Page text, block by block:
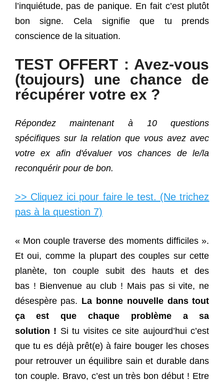
l’inquiétude, pas de panique. En fait c’est plutôt
bon signe. Cela signifie que tu prends
conscience de la situation.
TEST OFFERT : Avez-vous
(toujours) une chance de
récupérer votre ex ?
Répondez maintenant à 10 questions
spécifiques sur la relation que vous avez avec
votre ex afin d'évaluer vos chances de le/la
reconquérir pour de bon.
>> Cliquez ici pour faire le test. (Ne trichez
pas à la question 7)
« Mon couple traverse des moments difficiles ».
Et oui, comme la plupart des couples sur cette
planète, ton couple subit des hauts et des
bas ! Bienvenue au club ! Mais pas si vite, ne
désespère pas. La bonne nouvelle dans tout
ça est que chaque problème a sa
solution ! Si tu visites ce site aujourd’hui c’est
que tu es déjà prêt(e) à faire bouger les choses
pour retrouver un équilibre sain et durable dans
ton couple. Bravo, c’est un très bon début ! Etre